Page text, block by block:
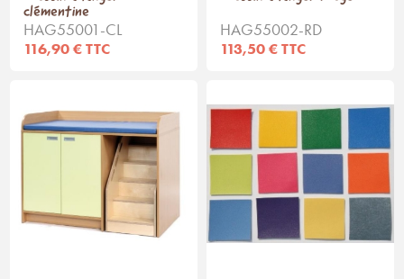
clémentine
HAG55001-CL
116,90 € TTC
HAG55002-RD
113,50 € TTC